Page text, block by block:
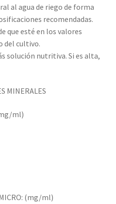
al agua de riego de forma
recomendadas.
que esté en los valores
del cultivo.
solución nutritiva. Si es alta,
MINERALES
ml)
MICRO: (mg/ml)